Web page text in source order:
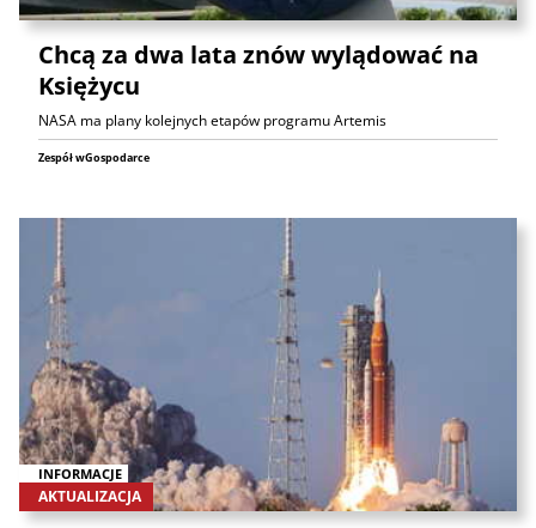
Chcą za dwa lata znów wylądować na
Księżycu
NASA ma plany kolejnych etapów programu Artemis
Zespół wGospodarce
INFORMACJE
AKTUALIZACJA